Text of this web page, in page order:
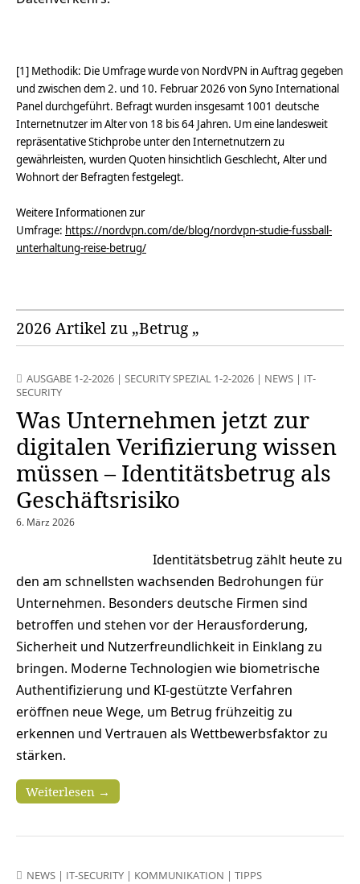
[1] Methodik: Die Umfrage wurde von NordVPN in Auftrag gegeben
und zwischen dem 2. und 10. Februar 2026 von Syno International
Panel durchgeführt. Befragt wurden insgesamt 1001 deutsche
Internetnutzer im Alter von 18 bis 64 Jahren. Um eine landesweit
repräsentative Stichprobe unter den Internetnutzern zu
gewährleisten, wurden Quoten hinsichtlich Geschlecht, Alter und
Wohnort der Befragten festgelegt.
Weitere Informationen zur
Umfrage: https://nordvpn.com/de/blog/nordvpn-studie-fussball-
unterhaltung-reise-betrug/
2026 Artikel zu „Betrug „
AUSGABE 1-2-2026 | SECURITY SPEZIAL 1-2-2026 | NEWS | IT-
SECURITY
Was Unternehmen jetzt zur
digitalen Verifizierung wissen
müssen – Identitätsbetrug als
Geschäftsrisiko
6. März 2026
Identitätsbetrug zählt heute zu
den am schnellsten wachsenden Bedrohungen für
Unternehmen. Besonders deutsche Firmen sind
betroffen und stehen vor der Herausforderung,
Sicherheit und Nutzerfreundlichkeit in Einklang zu
bringen. Moderne Technologien wie biometrische
Authentifizierung und KI-gestützte Verfahren
eröffnen neue Wege, um Betrug frühzeitig zu
erkennen und Vertrauen als Wettbewerbsfaktor zu
stärken.
Weiterlesen →
NEWS | IT-SECURITY | KOMMUNIKATION | TIPPS